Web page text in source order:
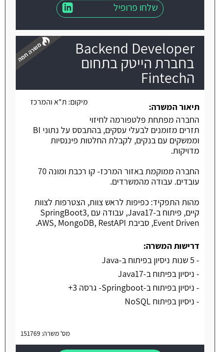
שלחו פרופיל
Backend Developer
בחברת הייטק בתחום
הFintech
משרה חמה
מיקום: ת"א והמרכז
תיאור המשרה:
החברה מפתחת פלטפורמה לחיזוי
תזרים מזומנים לבעלי עסקים, בהתבסס על נתוני BI
וממשקים עם בנקים, לקבלת החלטות פיננסיות
מדויקות.
החברה ממוקמת באזור המרכז- קו רכבת ומונה 70
עובדים. עבודה מהמשרדים.
מהות התפקיד: כפיפות לראש צוות, הצטרפות לצוות
קיים, פיתוח ב-Java17, עבודה עם SpringBoot3,
Event Driven, סביבת AWS, MongoDB, RestAPI.
דרישות המשרה:
- 5 שנות ניסיון בפיתוח ב-Java
- ניסיון בפיתוח ב-Java17
- ניסיון בפיתוח ב-Springboot- גרסה 3+
- ניסיון בפיתוח NoSQL
מס' משרה: 151769